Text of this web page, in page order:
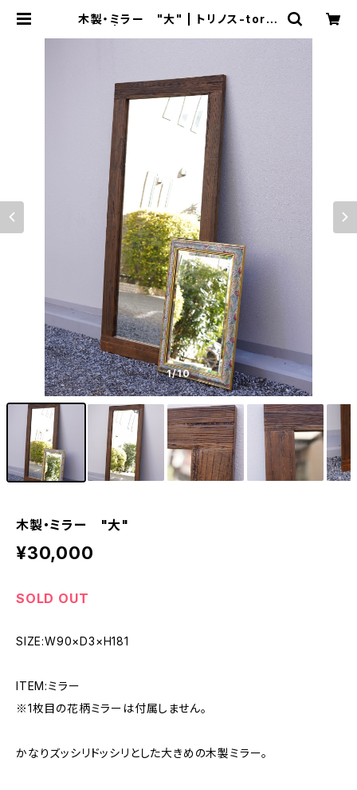
木製・ミラー "大" | トリノス-torin
ョップ・古着
1/10
木製・ミラー "大"
¥30,000
SOLD OUT
SIZE:W90×D3×H181
ITEM:ミラー
※1枚目の花柄ミラーは付属しません。
かなりズッシリドッシリとした大きめの木製ミラー。